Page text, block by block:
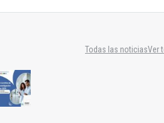
Todas las noticiasVer